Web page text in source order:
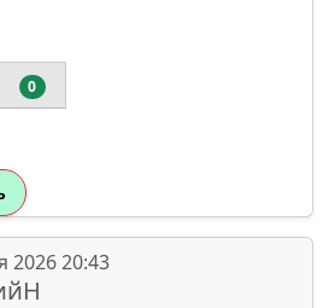
0
2026 20:43